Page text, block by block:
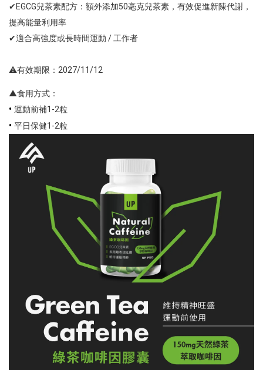
✔EGCG兒茶素配方：額外添加50毫克兒茶素，有效促進新陳代謝，
提高能量利用率
✔適合高強度或長時間運動 / 工作者
⚠️有效期限：2027/11/12
▲食用方式：
• 運動前補1-2粒
• 平日保健1-2粒